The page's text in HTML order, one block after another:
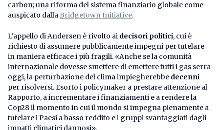
carbon; una riforma del sistema finanziario globale come
auspicato dalla Bridgetown Initiative.
L’appello di Andersen è rivolto ai decisori politici, cui è
richiesto di assumere pubblicamente impegni per tutelare
in maniera efficace i più fragili. «Anche se la comunità
internazionale dovesse smettere di emettere tutti i gas serra
oggi, la perturbazione del clima impiegherebbe decenni
per risolversi. Esorto i policymaker a prestare attenzione al
Rapporto, a incrementare i finanziamenti e a rendere la
Cop28 il momento in cui il mondo si impegna pienamente a
tutelare i Paesi a basso reddito e i gruppi svantaggiati dagli
impatti climatici dannosi».